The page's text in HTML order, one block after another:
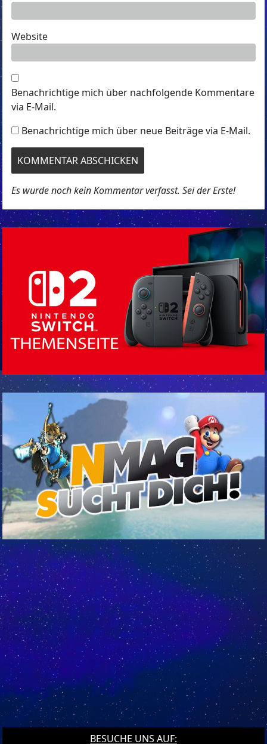
Website
Benachrichtige mich über nachfolgende Kommentare
via E-Mail.
Benachrichtige mich über neue Beiträge via E-Mail.
Es wurde noch kein Kommentar verfasst. Sei der Erste!
BESUCHE UNS AUF: